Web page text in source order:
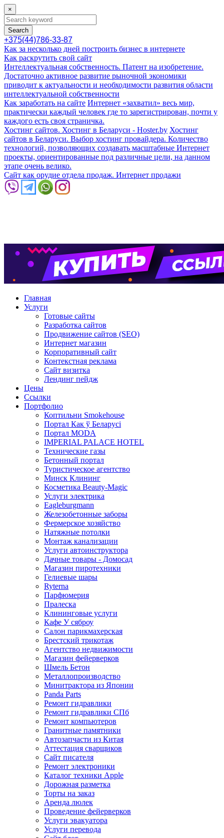
×
Search
+375(44)786-33-87
Как за несколько дней построить бизнес в интернете
Как раскрутить свой сайт
Интеллектуальная собственность. Патент на изобретение.
Достаточно активное развитие рыночной экономики
приводит к актуальности и необходимости развития области
интеллектуальной собственности
Как заработать на сайте Интернет «захватил» весь мир,
практически каждый человек где то зарегистрирован, почти у
каждого есть своя страничка.
Хостинг сайтов. Хостинг в Беларуси - Hoster.by Хостинг
сайтов в Беларуси. Выбор хостинг провайдера. Количество
технологий, позволяющих создавать масштабные Интернет
проекты, ориентированные под различные цели, на данном
этапе очень велико.
Сайт как орудие отдела продаж. Интернет продажи
Главная
Услуги
Готовые сайты
Разработка сайтов
Продвижение сайтов (SEO)
Интернет магазин
Корпоративный сайт
Контекстная реклама
Сайт визитка
Лендинг пейдж
Цены
Ссылки
Портфолио
Коптильни Smokehouse
Портал Как ў Беларуcі
Портал MODA
IMPERIAL PALACE HOTEL
Технические газы
Бетонный портал
Туристическое агентство
Минск Клининг
Косметика Beauty-Magic
Услуги электрика
Eagleburgmann
Железобетонные заборы
Фермерское хозяйство
Натяжные потолки
Монтаж канализации
Услуги автоинструктора
Дачные товары - Домосад
Магазин пиротехники
Гелиевые шары
Ryterna
Парфюмерия
Пралеска
Клининговые услуги
Кафе У сяброу
Салон парикмахерская
Брестский трикотаж
Агентство недвижимости
Магазин фейерверков
Шмель Бетон
Металлопроизводство
Минитрактора из Японии
Panda Parts
Ремонт гидравлики
Ремонт гидравлики СПб
Ремонт компьютеров
Гранитные памятники
Автозапчасти из Китая
Аттестация сварщиков
Сайт писателя
Ремонт электроники
Каталог техники Apple
Дорожная разметка
Торты на заказ
Аренда люлек
Проведение фейерверков
Услуги эвакуатора
Услуги перевода